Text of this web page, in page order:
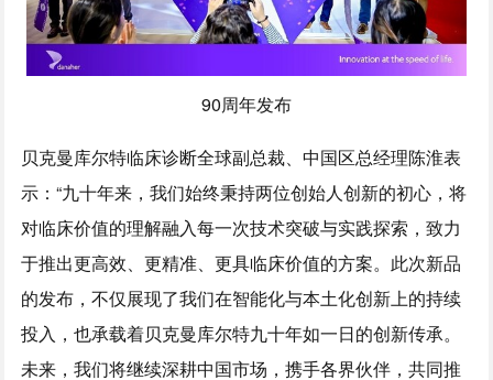
90周年发布
贝克曼库尔特临床诊断全球副总裁、中国区总经理陈淮表
示：“九十年来，我们始终秉持两位创始人创新的初心，将
对临床价值的理解融入每一次技术突破与实践探索，致力
于推出更高效、更精准、更具临床价值的方案。此次新品
的发布，不仅展现了我们在智能化与本土化创新上的持续
投入，也承载着贝克曼库尔特九十年如一日的创新传承。
未来，我们将继续深耕中国市场，携手各界伙伴，共同推